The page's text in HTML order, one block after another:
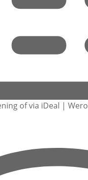
of via iDeal | Wero